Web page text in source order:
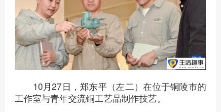
10月27日，郑东平（左二）在位于铜陵市的
工作室与青年交流铜工艺品制作技艺。